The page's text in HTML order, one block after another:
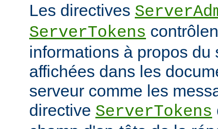
Les directives
ServerTokens
informations à propos du
affichées dans les
serveur comme les
directive ServerTokens